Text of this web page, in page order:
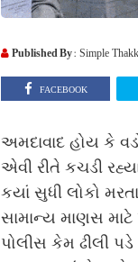
Published By : Simple
FACEBOOK
અમદાવાદ હોય કે
એવી રીતે કચડી
કયાં સુધી લોકો
સામાન્ય માણસ
પોલીસ કેમ ઢીલી